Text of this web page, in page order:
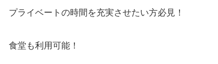
プライベートの時間を充実させたい方必見！
食堂も利用可能！